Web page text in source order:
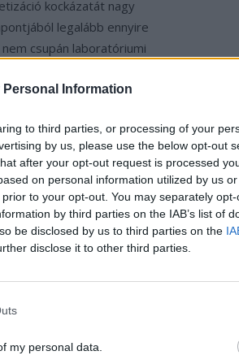
Personal Information
to third parties, or processing of your
by us, please use the below opt-out
after your opt-out request is processed
on personal information utilized by us
to your opt-out. You may separately
by third parties on the IAB’s list of
be disclosed by us to third parties on the
disclose it to other third parties.
my personal data.
kockázatát nagy
legalább ennyire
csupán laboratóriumi
keresni — ez a forrásból
villanyautó-hajtás
piac csúcskategóriás
a 9–10 kW/kg körüli sávban
még a ma elérhető legjobb
ötszörös ugrást jelenthet.
attól is függ,
mérési adatok hiányában
használatban is megáll, az